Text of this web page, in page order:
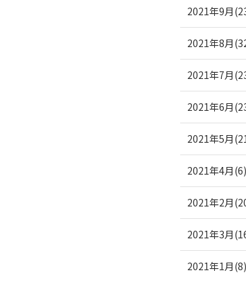
2021年9月
2021年8月
2021年7月
2021年6月
2021年5月
2021年4月(6)
2021年2月
2021年3月
2021年1月(8)